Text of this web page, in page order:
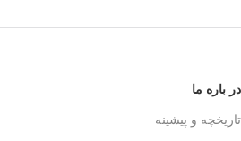
در باره ما
تاریخچه و پیشینه